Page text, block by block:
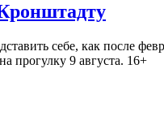
себе, как после
прогулку 9 августа. 16+